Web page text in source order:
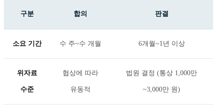
구분 합의 판결
소요 기간 수 주~수 개월 6개월~1년 이상
위자료
수준
협상에 따라
유동적
법원 결정 (통상 1,000만
~3,000만 원)